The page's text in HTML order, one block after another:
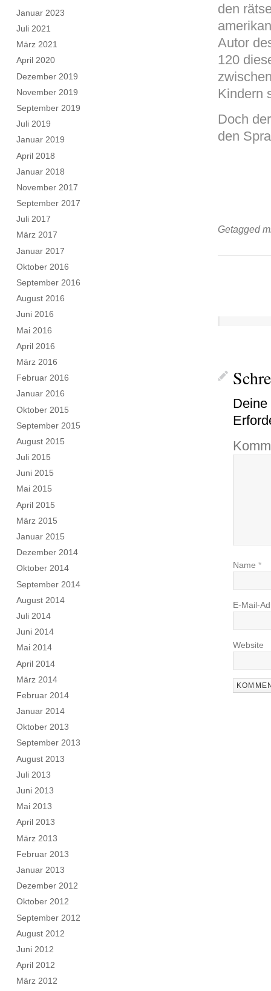
den
Autor
120
Kindern
Doch
den
Getagged
Name *
E-Mail-
Website
Januar 2023
Juli 2021
März 2021
April 2020
Dezember 2019
November 2019
September 2019
Juli 2019
Januar 2019
April 2018
Januar 2018
November 2017
September 2017
Juli 2017
März 2017
Januar 2017
Oktober 2016
September 2016
August 2016
Juni 2016
Mai 2016
April 2016
März 2016
Februar 2016
Januar 2016
Oktober 2015
September 2015
August 2015
Juli 2015
Juni 2015
Mai 2015
April 2015
März 2015
Januar 2015
Dezember 2014
Oktober 2014
September 2014
August 2014
Juli 2014
Juni 2014
Mai 2014
April 2014
März 2014
Februar 2014
Januar 2014
Oktober 2013
September 2013
August 2013
Juli 2013
Juni 2013
Mai 2013
April 2013
März 2013
Februar 2013
Januar 2013
Dezember 2012
Oktober 2012
September 2012
August 2012
Juni 2012
April 2012
März 2012